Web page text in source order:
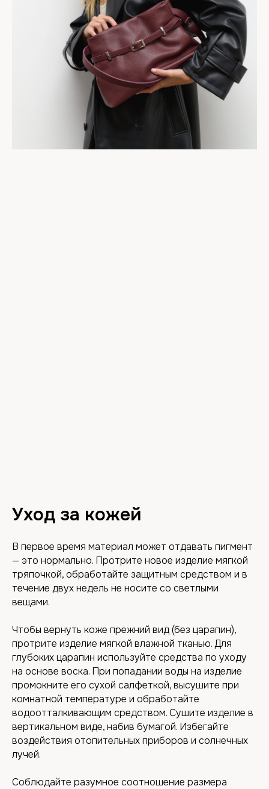
Уход за кожей
В первое время материал может отдавать пигмент
— это нормально. Протрите новое изделие мягкой
тряпочкой, обработайте защитным средством и в
течение двух недель не носите со светлыми
вещами.
Чтобы вернуть коже прежний вид (без царапин),
протрите изделие мягкой влажной тканью. Для
глубоких царапин используйте средства по уходу
на основе воска. При попадании воды на изделие
промокните его сухой салфеткой, высушите при
комнатной температуре и обработайте
водоотталкивающим средством. Сушите изделие в
вертикальном виде, набив бумагой. Избегайте
воздействия отопительных приборов и солнечных
лучей.
Соблюдайте разумное соотношение размера